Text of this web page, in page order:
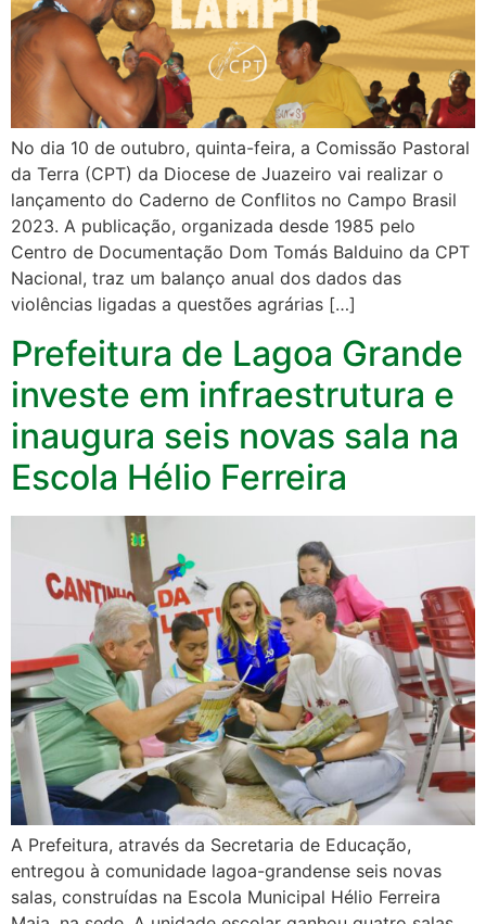
No dia 10 de outubro, quinta-feira, a Comissão Pastoral
da Terra (CPT) da Diocese de Juazeiro vai realizar o
lançamento do Caderno de Conflitos no Campo Brasil
2023. A publicação, organizada desde 1985 pelo
Centro de Documentação Dom Tomás Balduino da CPT
Nacional, traz um balanço anual dos dados das
violências ligadas a questões agrárias […]
Prefeitura de Lagoa Grande
investe em infraestrutura e
inaugura seis novas sala na
Escola Hélio Ferreira
A Prefeitura, através da Secretaria de Educação,
entregou à comunidade lagoa-grandense seis novas
salas, construídas na Escola Municipal Hélio Ferreira